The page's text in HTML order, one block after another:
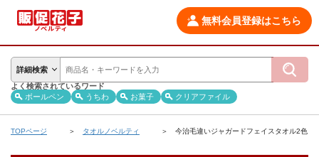
無料会員登録はこちら
詳細検索
よく検索されているワード
ボールペン
うちわ お菓子 クリアファイル
TOPページ タオルノベルティ 今治毛違いジャガードフェイスタオル2色